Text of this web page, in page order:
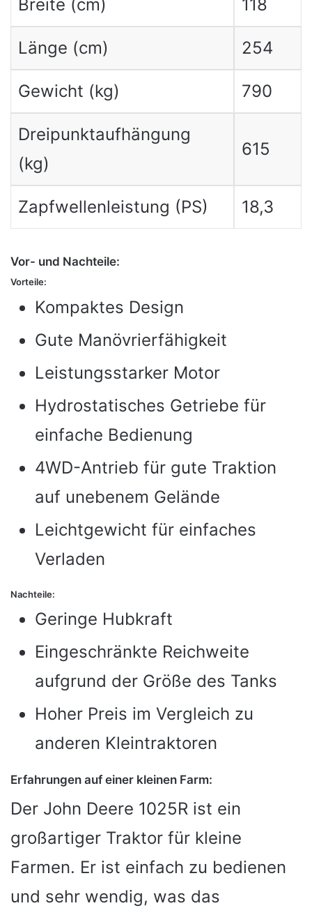
Breite (cm) 118
Länge (cm) 254
Gewicht (kg) 790
Dreipunktaufhängung
(kg)
615
Zapfwellenleistung (PS) 18,3
Vor- und Nachteile:
Vorteile:
Kompaktes Design
Gute Manövrierfähigkeit
Leistungsstarker Motor
Hydrostatisches Getriebe für
einfache Bedienung
4WD-Antrieb für gute Traktion
auf unebenem Gelände
Leichtgewicht für einfaches
Verladen
Nachteile:
Geringe Hubkraft
Eingeschränkte Reichweite
aufgrund der Größe des Tanks
Hoher Preis im Vergleich zu
anderen Kleintraktoren
Erfahrungen auf einer kleinen Farm:
Der John Deere 1025R ist ein
großartiger Traktor für kleine
Farmen. Er ist einfach zu bedienen
und sehr wendig, was das